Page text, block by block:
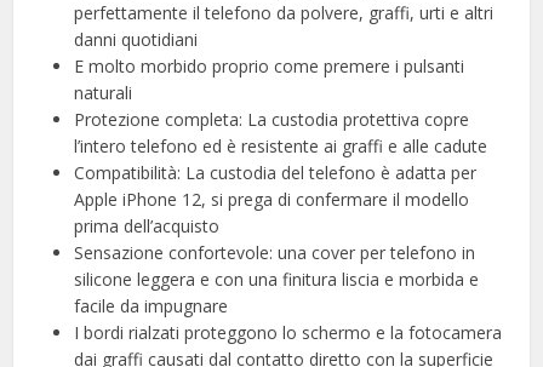
perfettamente il telefono da polvere, graffi, urti e altri
danni quotidiani
E molto morbido proprio come premere i pulsanti
naturali
Protezione completa: La custodia protettiva copre
l’intero telefono ed è resistente ai graffi e alle cadute
Compatibilità: La custodia del telefono è adatta per
Apple iPhone 12, si prega di confermare il modello
prima dell’acquisto
Sensazione confortevole: una cover per telefono in
silicone leggera e con una finitura liscia e morbida e
facile da impugnare
I bordi rialzati proteggono lo schermo e la fotocamera
dai graffi causati dal contatto diretto con la superficie